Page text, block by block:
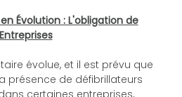
Évolution : L'obligation de
évolue, et il est prévu que
présence de défibrillateurs
certaines entreprises,